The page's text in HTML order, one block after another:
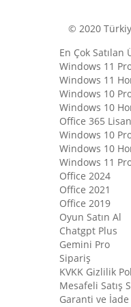
© 2020
En Çok Satılan
Windows 11
Windows 11
Windows 10
Windows 10
Office 365
Windows 10
Windows 10
Windows 11
Office 2024
Office 2021
Office 2019
Oyun Satın Al
Chatgpt Plus
Gemini Pro
Sipariş
KVKK Gizlilik
Mesafeli Satış
Garanti ve İade